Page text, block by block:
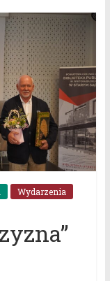
Wydarzenia